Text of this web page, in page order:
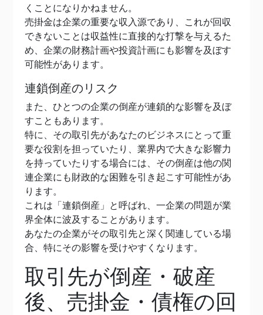
くことになりかねません。
売掛金は企業の重要な収入源であり、これが回収
できないことは収益性に直接的な打撃を与えるた
め、企業の財務計画や投資計画にも影響を及ぼす
可能性があります。
連鎖倒産のリスク
また、ひとつの企業の倒産が連鎖的な影響を及ぼ
すこともあります。
特に、その取引先があなたのビジネスにとって重
要な役割を担っていたり、業界内で大きな影響力
を持っていたりする場合には、その倒産は他の関
連企業にも財政的な困難を引き起こす可能性があ
ります。
これは「連鎖倒産」と呼ばれ、一企業の問題が業
界全体に波及することがあります。
あなたの企業がその取引先と深く関連している場
合、特にその影響を受けやすくなります。
取引先が倒産・破産
後、売掛金・債権の回